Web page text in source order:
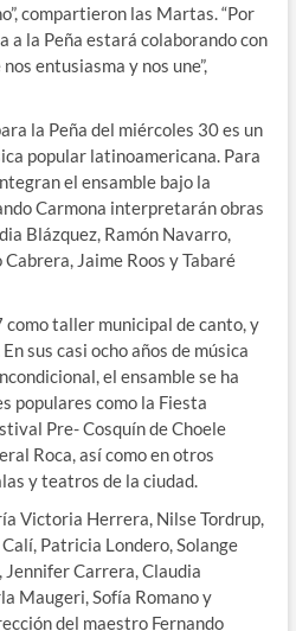
compartieron las Martas. “Por
a la Peña estará colaborando con
entusiasma y nos une”,
la Peña del miércoles 30 es un
popular latinoamericana. Para
el ensamble bajo la
Carmona interpretarán obras
Blázquez, Ramón Navarro,
Jaime Roos y Tabaré
taller municipal de canto, y
sus casi ocho años de música
el ensamble se ha
populares como la Fiesta
Pre- Cosquín de Choele
Roca, así como en otros
y teatros de la ciudad.
Victoria Herrera, Nilse Tordrup,
Patricia Londero, Solange
Carrera, Claudia
Maugeri, Sofía Romano y
del maestro Fernando